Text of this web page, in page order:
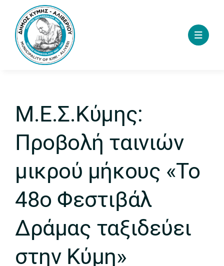
content
Μ.Ε.Σ.Κύμης:
Προβολή ταινιών
μικρού μήκους «Το
48ο Φεστιβάλ
Δράμας ταξιδεύει
στην Κύμη»